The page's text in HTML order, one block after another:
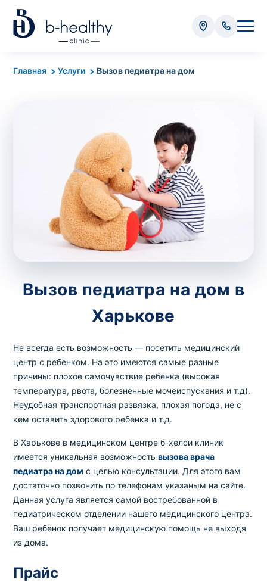
Главная Услуги Вызов педиатра на дом
Вызов педиатра на дом в
Харькове
Не всегда есть возможность — посетить медицинский
центр с ребенком. На это имеются самые разные
причины: плохое самочувствие ребенка (высокая
температура, рвота, болезненные мочеиспускания и т.д).
Неудобная транспортная развязка, плохая погода, не с
кем оставить здорового ребенка и т.д.
В Харькове в медицинском центре б-хелси клиник
имеется уникальная возможностьвызова врача
педиатра на дом с целью консультации. Для этого вам
достаточно позвонить по телефонам указаным на сайте.
Данная услуга является самой востребованной в
педиатрическом отделении нашего медицинского центра.
Ваш ребенок получает медицинскую помощь не выходя
из дома.
Прайс
Анализы
Стоимость забора крови - 50 грн
Стоимость забора биоматериала (кроме
крови) – от 35 грн
Итого: 0 грн
Попередній запис на дослідження не
зіскрібки. Взяття біоматеріалу для них
виконує лікар – необхідий
специалисту.
Анализ на дому
Сохранить
Ваше имя*
Номер телефона*